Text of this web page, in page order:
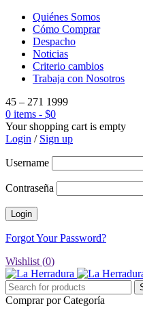
Quiénes Somos
Cómo Comprar
Despacho
Noticias
Criterio cambios
Trabaja con Nosotros
45 – 271 1999
0 items - $0
Your shopping cart is empty
Login / Sign up
Username
Contraseña
Forgot Your Password?
Wishlist (0)
Comprar por Categoría